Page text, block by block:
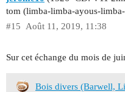
tom (limba-limba-ayous-
Août 11, 2019, 11:38
#15
Sur cet échange du mois de
Bois divers (Barwell,